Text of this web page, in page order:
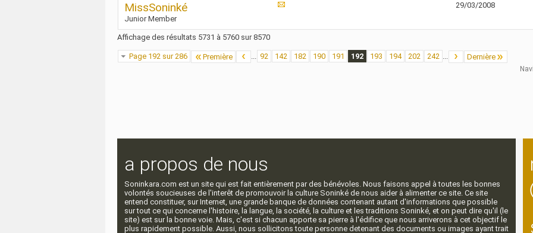
MissSoninké
Junior Member
29/03/2008
Affichage des résultats 5731 à 5760 sur 8570
Page 192 sur 286 Première ... 92 142 182 190 191 192 193 194 202 242 ... Dernière
a propos de nous
Soninkara.com est un site qui est fait entièrement par des bénévoles. Nous faisons appel à toutes les bonnes
volontés soucieuses de l'interêt de promouvoir la culture Soninké de nous aider à alimenter ce site. Ce site
entend constituer, sur Internet, une grande banque de données contenant autant d'informations que possible
sur tout ce qui concerne l'histoire, la langue, la société, la culture et les traditions Soninké, et on peut dire qu'il (le
site) est sur la bonne voie. Mais, c'est si chacun apporte sa pierre à l'édifice que nous arriverons à cet objectif le
plus rapidement possible. Aussi, nous sollicitons toute personne detenant des documents ou images ayant trait